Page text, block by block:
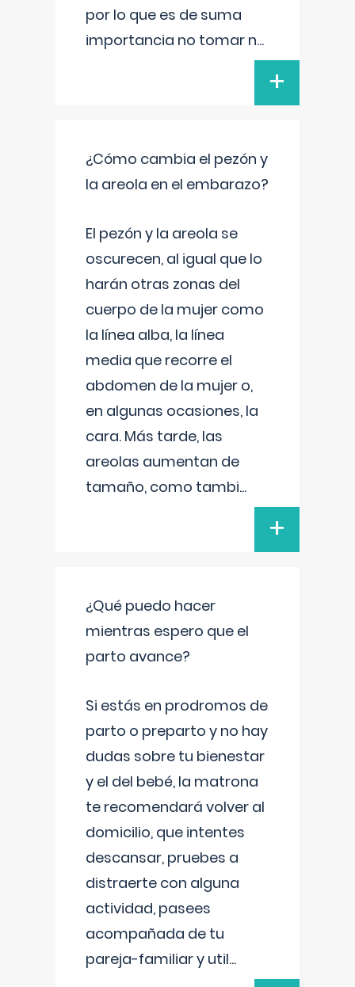
por lo que es de suma
importancia no tomar n...
+
¿Cómo cambia el pezón y
la areola en el embarazo?
El pezón y la areola se
oscurecen, al igual que lo
harán otras zonas del
cuerpo de la mujer como
la línea alba, la línea
media que recorre el
abdomen de la mujer o,
en algunas ocasiones, la
cara. Más tarde, las
areolas aumentan de
tamaño, como tambi...
+
¿Qué puedo hacer
mientras espero que el
parto avance?
Si estás en prodromos de
parto o preparto y no hay
dudas sobre tu bienestar
y el del bebé, la matrona
te recomendará volver al
domicilio, que intentes
descansar, pruebes a
distraerte con alguna
actividad, pasees
acompañada de tu
pareja-familiar y util...